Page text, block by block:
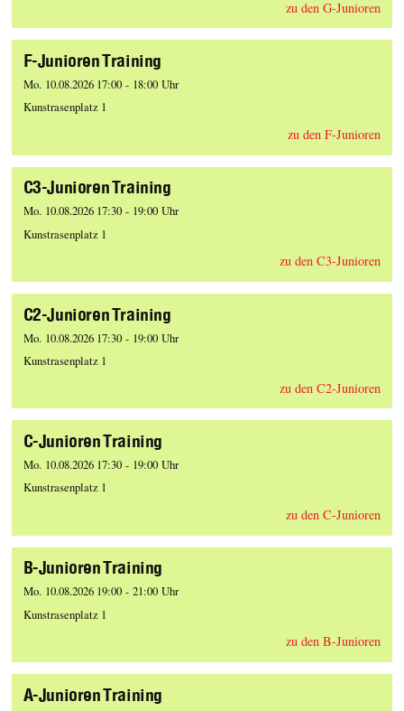
zu den G-Junioren
F-Junioren Training
Mo. 10.08.2026 17:00 - 18:00 Uhr
Kunstrasenplatz 1
zu den F-Junioren
C3-Junioren Training
Mo. 10.08.2026 17:30 - 19:00 Uhr
Kunstrasenplatz 1
zu den C3-Junioren
C2-Junioren Training
Mo. 10.08.2026 17:30 - 19:00 Uhr
Kunstrasenplatz 1
zu den C2-Junioren
C-Junioren Training
Mo. 10.08.2026 17:30 - 19:00 Uhr
Kunstrasenplatz 1
zu den C-Junioren
B-Junioren Training
Mo. 10.08.2026 19:00 - 21:00 Uhr
Kunstrasenplatz 1
zu den B-Junioren
A-Junioren Training